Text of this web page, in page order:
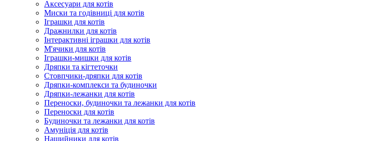
Аксесуари для котів
Миски та годівниці для котів
Іграшки для котів
Дражнилки для котів
Інтерактивні іграшки для котів
М'ячики для котів
Іграшки-мишки для котів
Дряпки та кігтеточки
Стовпчики-дряпки для котів
Дряпки-комплекси та будиночки
Дряпки-лежанки для котів
Переноски, будиночки та лежанки для котів
Переноски для котів
Будиночки та лежанки для котів
Амуніція для котів
Нашийники для котів